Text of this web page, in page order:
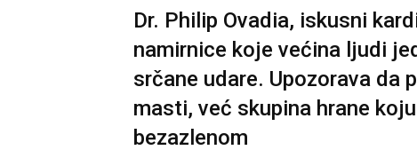
Dr. Philip Ovadia, iskusni
namirnice koje većina ljudi
srčane udare. Upozorava da
masti, već skupina hrane
bezazlenom